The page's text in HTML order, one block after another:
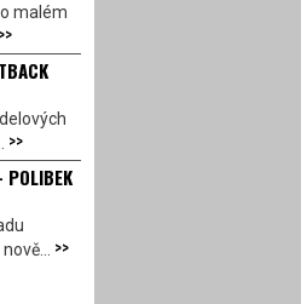
malém
>>
>>
POLIBEK
>>